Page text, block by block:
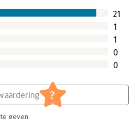
21
1
1
0
0
?
geven